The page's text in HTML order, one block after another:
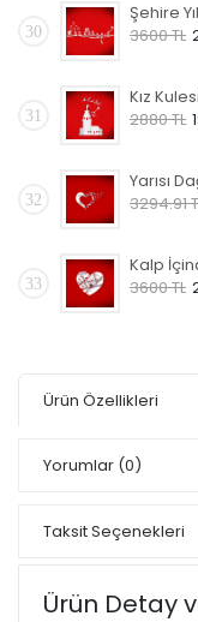
30
3600 TL
31
2880 TL
32
3294.91
33
3600 TL
Ürün Özellikleri
Yorumlar (0)
Taksit Seçenekleri
Ürün Detay